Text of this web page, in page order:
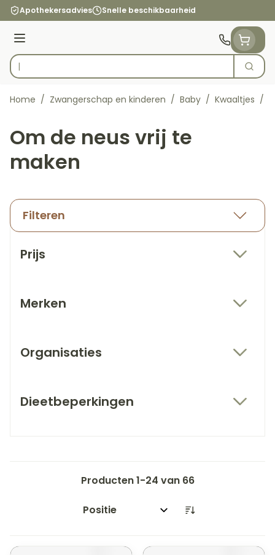
Ga naar de inhoud
Apothekersadvies Snelle beschikbaarheid
Menu
Product, merk, categorie...
Zoek
Home / Zwangerschap en kinderen / Baby / Kwaaltjes /
Om de neus vrij te
maken
Filteren
Prijs
Merken
Organisaties
Dieetbeperkingen
Producten1-24 van 66
Sorteer op: